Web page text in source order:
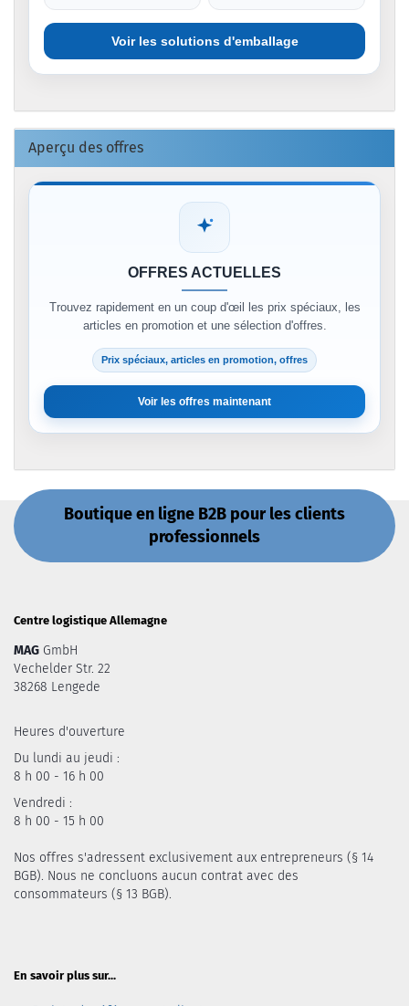
Voir les solutions d'emballage
Aperçu des offres
OFFRES ACTUELLES
Trouvez rapidement en un coup d'œil les prix spéciaux, les
articles en promotion et une sélection d'offres.
Prix spéciaux, articles en promotion, offres
Voir les offres maintenant
Boutique en ligne B2B pour les clients
professionnels
Centre logistique Allemagne
MAG GmbH
Vechelder Str. 22
38268 Lengede
Heures d'ouverture
Du lundi au jeudi :
8 h 00 - 16 h 00
Vendredi :
8 h 00 - 15 h 00
Nos offres s'adressent exclusivement aux entrepreneurs (§ 14
BGB). Nous ne concluons aucun contrat avec des
consommateurs (§ 13 BGB).
En savoir plus sur...